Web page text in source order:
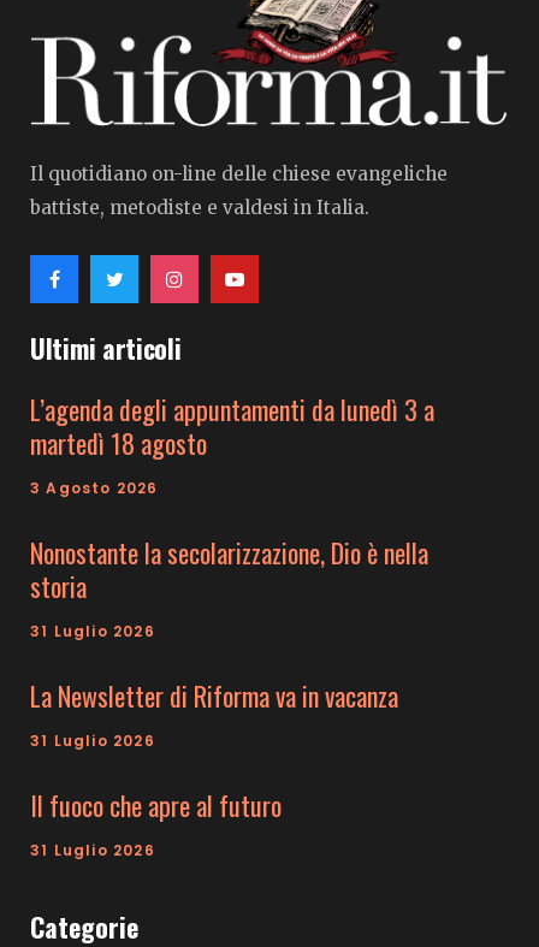
Il quotidiano on-line delle chiese evangeliche
battiste, metodiste e valdesi in Italia.
Ultimi articoli
L’agenda degli appuntamenti da lunedì 3 a
martedì 18 agosto
3 Agosto 2026
Nonostante la secolarizzazione, Dio è nella
storia
31 Luglio 2026
La Newsletter di Riforma va in vacanza
31 Luglio 2026
Il fuoco che apre al futuro
31 Luglio 2026
Categorie